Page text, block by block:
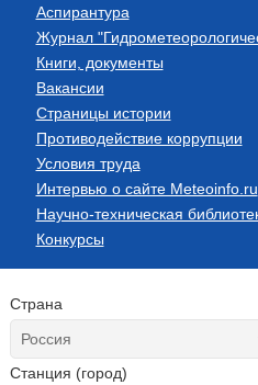
Аспирантура
Журнал
Книги, документы
Вакансии
Страницы истории
Противодействие коррупции
Условия труда
Интервью о сайте Meteoinfo.ru
Научно-техническая
Конкурсы
Страна
Станция (город)